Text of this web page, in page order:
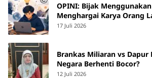
OPINI: Bijak
Menghargai Karya Orang
17 Juli 2026
Brankas Miliaran vs Dapur
Negara Berhenti Bocor?
12 Juli 2026